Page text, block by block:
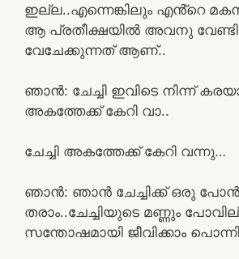
ഇല്ല..എന്നെങ്കിലും എൻ്റെ മകൻ
ആ പ്രതീക്ഷയിൽ അവനു
വേചേക്കുന്നത് ആണ്..
ഞാൻ: ചേച്ചി ഇവിടെ നിന്ന്
അകത്തേക്ക് കേറി വാ..
ചേച്ചി അകത്തേക്ക് കേറി വന്നു…
ഞാൻ: ഞാൻ ചേച്ചിക്ക് ഒരു
തരാം..ചേച്ചിയുടെ മണ്ണും
സന്തോഷമായി ജീവിക്കാം